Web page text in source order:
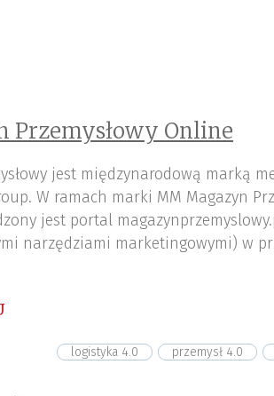
Przemysłowy Online
jest międzynarodową marką
W ramach marki MM Magazyn
jest portal
narzędziami marketingowymi) w
logistyka 4.0 przemysł 4.0